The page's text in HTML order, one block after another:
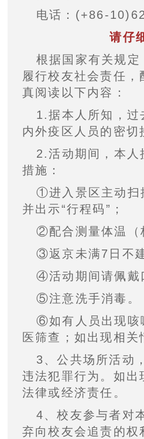
电话：(+86-
请仔
根据国家有关规
履行校友社会责任
真阅读以下内容：
1.据本人所知，过
内外疫区人员的密切
2.活动期间，本人
措施：
①进入景区主动扫
并出示“行程码”；
②配合测量体温（
③返京未满7日不
④活动期间请佩戴
⑤注意洗手消毒。
⑥如有人员出现咳
医筛查；如出现相
3、公共场所活动
违法犯罪行为。如
法律或经济责任。
4、校友参与者对
弃向校友会追责的权